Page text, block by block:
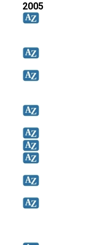
2005